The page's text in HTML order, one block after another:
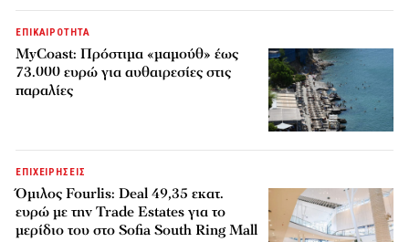
ΕΠΙΚΑΙΡΟΤΗΤΑ
MyCoast: Πρόστιμα «μαμούθ» έως
73.000 ευρώ για αυθαιρεσίες στις
παραλίες
ΕΠΙΧΕΙΡΗΣΕΙΣ
Όμιλος Fourlis: Deal 49,35 εκατ.
ευρώ με την Trade Estates για το
μερίδιο του στο Sofia South Ring Mall